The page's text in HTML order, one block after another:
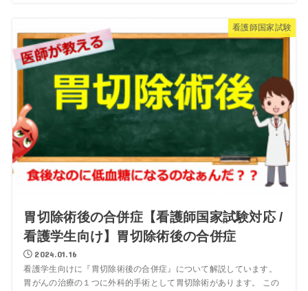
看護師国家試験
胃切除術後の合併症【看護師国家試験対応 /
看護学生向け】胃切除術後の合併症
2024.01.16
看護学生向けに『胃切除術後の合併症』について解説しています。
胃がんの治療の１つに外科的手術として胃切除術があります。 この